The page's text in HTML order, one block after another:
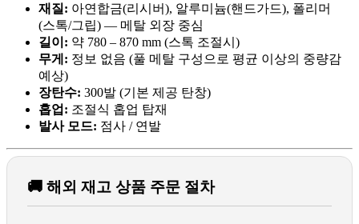
재질: 아연합금(리시버), 알루미늄(핸드가드), 폴리머
(스톡/그립) — 메탈 외장 중심
길이: 약 780 – 870 mm (스톡 조절시)
무게: 정보 없음 (풀 메탈 구성으로 평균 이상의 중량감
예상)
장탄수: 300발 (기본 제공 탄창)
홉업: 조절식 홉업 탑재
발사 모드: 점사 / 연발
🚚 해외 재고 상품 주문 절차